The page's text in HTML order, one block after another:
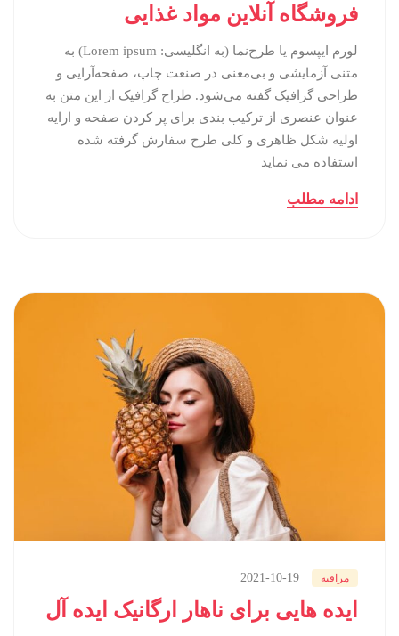
فروشگاه آنلاین مواد غذایی
لورم ایپسوم یا طرح‌نما (به انگلیسی: Lorem ipsum) به
متنی آزمایشی و بی‌معنی در صنعت چاپ، صفحه‌آرایی و
طراحی گرافیک گفته می‌شود. طراح گرافیک از این متن به
عنوان عنصری از ترکیب بندی برای پر کردن صفحه و ارایه
اولیه شکل ظاهری و کلی طرح سفارش گرفته شده
استفاده می نماید
ادامه مطلب
مراقبه 2021-10-19
ایده هایی برای ناهار ارگانیک ایده آل